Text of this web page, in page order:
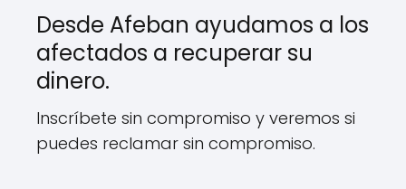
Desde Afeban ayudamos a los
afectados a recuperar su
dinero.
Inscríbete sin compromiso y veremos si
puedes reclamar sin compromiso.